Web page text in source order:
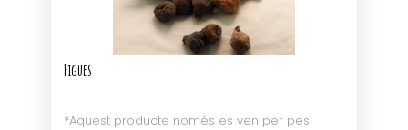
Figues
*Aquest producte només es ven per pes